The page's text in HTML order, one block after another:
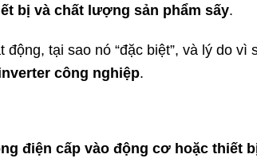
bị và chất lượng sản phẩm sấy.
động, tại sao nó “đặc biệt”, và lý do vì
công nghiệp.
điện cấp vào động cơ hoặc thiết